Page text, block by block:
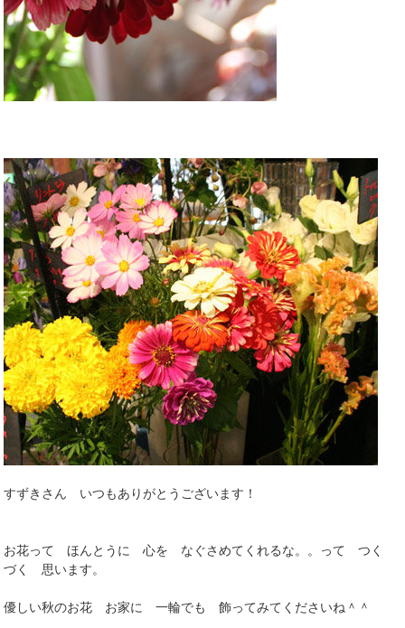
すずきさん いつもありがとうございます！
お花って ほんとうに 心を なぐさめてくれるな。。って つく
づく 思います。
優しい秋のお花 お家に 一輪でも 飾ってみてくださいね＾＾